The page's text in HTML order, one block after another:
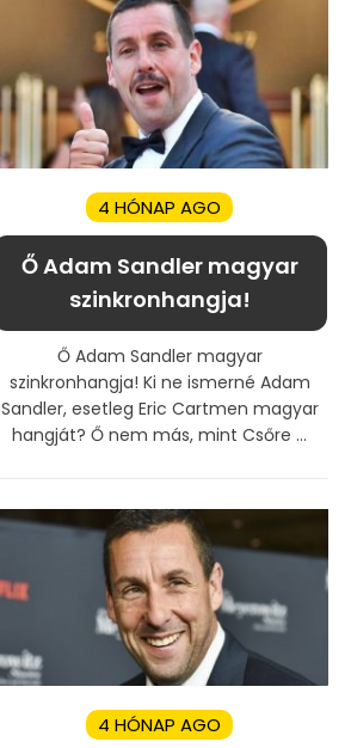
4 HÓNAP AGO
Ő Adam Sandler magyar
szinkronhangja!
Ő Adam Sandler magyar
szinkronhangja! Ki ne ismerné Adam
Sandler, esetleg Eric Cartmen magyar
hangját? Ő nem más, mint Csőre ...
4 HÓNAP AGO